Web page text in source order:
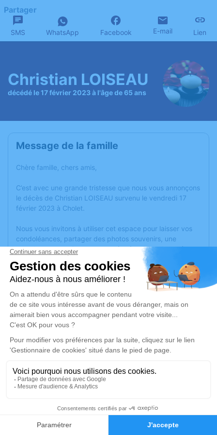
Faire-part Hommages
Partager
SMS WhatsApp Facebook E-mail Lien
Christian LOISEAU
décédé le 17 février 2023 à l'âge de 65 ans
Message de la famille
Chère famille, chers amis,
C’est avec une grande tristesse que nous vous annonçons
le décès de Christian LOISEAU survenu le vendredi 17
février 2023 à Cholet.
Nous vous invitons à utiliser cet espace pour laisser vos
condoléances, partager des photos souvenirs, une
anecdote ou exprimer vos pensées à travers des poèmes
ou des textes. Cet endroit est un lieu d'expression dédié à
honorer la mémoire de Christian LOISEAU.
Un service de plantation d’arbre hommage estdisponible
jeudi 23 février 2023 à 11h00
Crématorium de Cholet
11 Rue du Bocage